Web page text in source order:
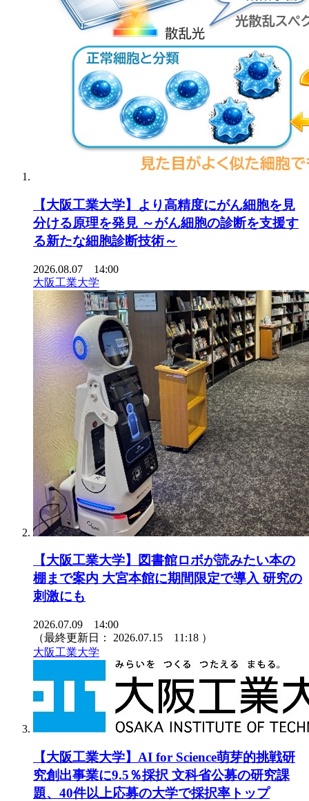
【大阪工業大学】より高精度にがん細胞を見
分ける原理を発見 ～がん細胞の診断を支援す
る新たな細胞診断技術～
2026.08.07 14:00
大阪工業大学
【大阪工業大学】図書館ロボが読みたい本の
棚まで案内 大宮本館に期間限定で導入 研究の
刺激にも
2026.07.09 14:00
（最終更新日： 2026.07.15 11:18 ）
大阪工業大学
【大阪工業大学】AI for Science萌芽的挑戦研
究創出事業に9.5％採択 文科省公募の研究課
題、40件以上応募の大学で採択率トップ